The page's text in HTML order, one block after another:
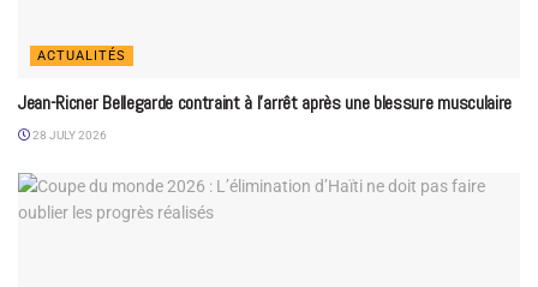
ACTUALITÉS
Jean-Ricner Bellegarde contraint à l’arrêt après une blessure musculaire
28 JULY 2026